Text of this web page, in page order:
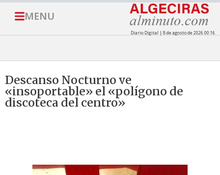
MENU
Diario Digital | 8 de agosto de 2026 00:16
Descanso Nocturno ve
«insoportable» el «polígono de
discoteca del centro»